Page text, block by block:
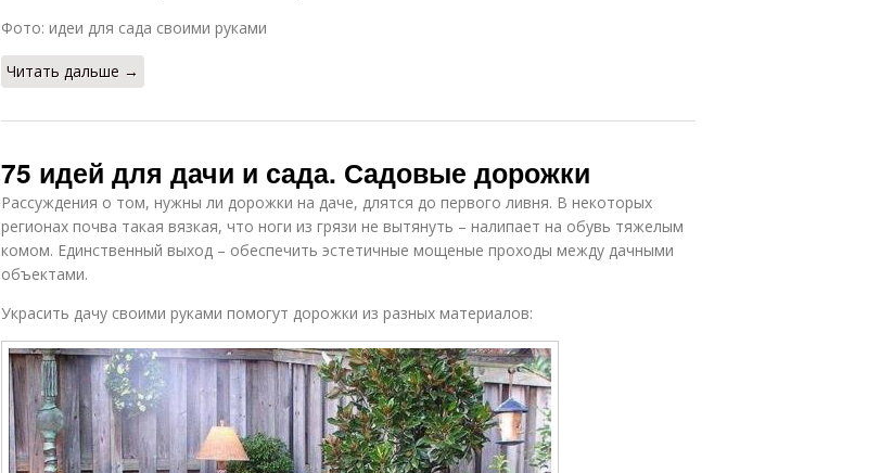
Фото: идеи для сада своими руками
Читать дальше →
75 идей для дачи и сада. Садовые дорожки
Рассуждения о том, нужны ли дорожки на даче, длятся до первого ливня. В некоторых
регионах почва такая вязкая, что ноги из грязи не вытянуть – налипает на обувь тяжелым
комом. Единственный выход – обеспечить эстетичные мощеные проходы между дачными
объектами.
Украсить дачу своими руками помогут дорожки из разных материалов: